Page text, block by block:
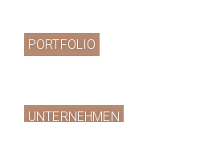
PORTFOLIO
UNTERNEHMEN